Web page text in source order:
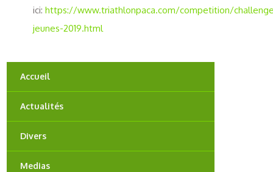
ici: https://www.triathlonpaca.com/competition/
jeunes-2019.html
Accueil
Actualités
Divers
Medias